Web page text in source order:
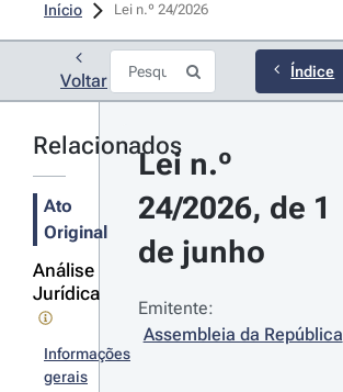
Início Lei n.º 24/2026
Voltar Índice
Relacionados
Ato
Original
Análise
Jurídica
Informações
gerais
Lei n.º
24/2026, de 1
de junho
Emitente:
Assembleia da República